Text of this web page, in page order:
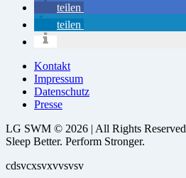
teilen
teilen
Kontakt
Impressum
Datenschutz
Presse
LG SWM © 2026 | All Rights Reserved
Sleep Better. Perform Stronger.
cdsvcxsvxvvsvsv